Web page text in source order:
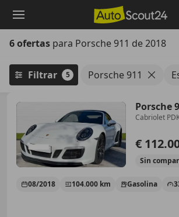
principal
6 ofertas para Porsche 911 de 2018
Filtrar 5 Porsche 911
Porsche
Cabriolet
€
Sin
08/2018 104.000 km Gasolina